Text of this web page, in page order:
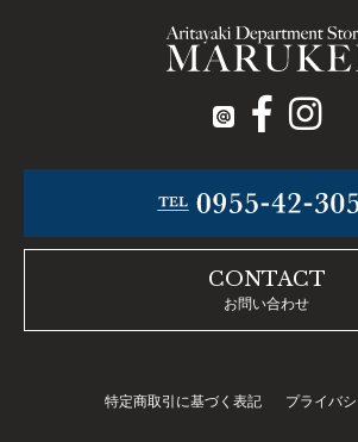
CONTACT
お問い合わせ
特定商取引に基づく表記 プライバ